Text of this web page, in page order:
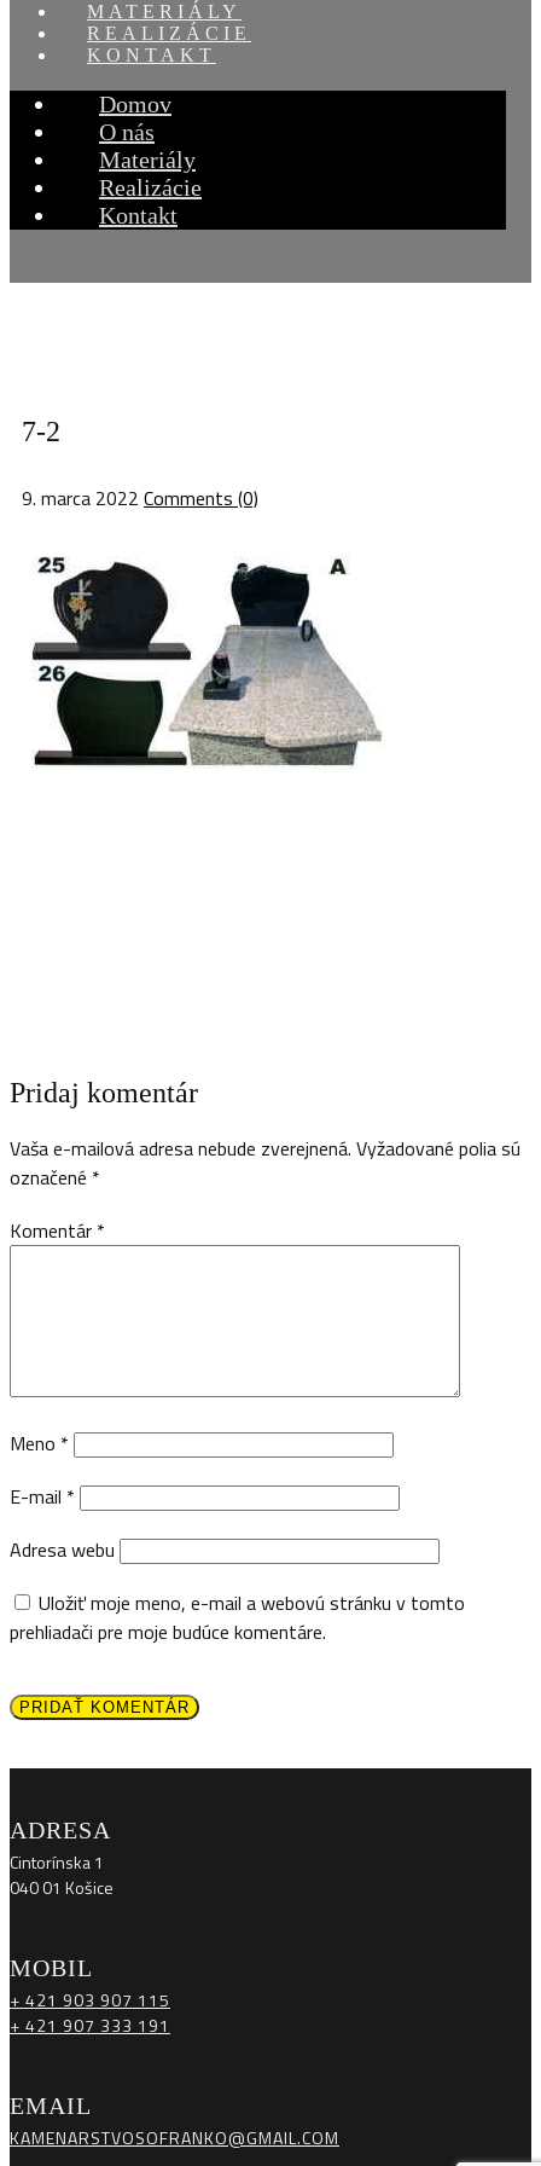
MATERIÁLY
REALIZÁCIE
KONTAKT
Domov
O nás
Materiály
Realizácie
Kontakt
7-2
9. marca 2022 Comments (0)
Pridaj komentár
Vaša e-mailová adresa nebude zverejnená. Vyžadované polia sú
označené *
Komentár *
Meno *
E-mail *
Adresa webu
Uložiť moje meno, e-mail a webovú stránku v tomto
prehliadači pre moje budúce komentáre.
PRIDAŤ KOMENTÁR
ADRESA
Cintorínska 1
040 01 Košice
MOBIL
+ 421 903 907 115
+ 421 907 333 191
EMAIL
KAMENARSTVOSOFRANKO@GMAIL.COM